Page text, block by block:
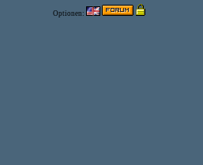
Optionen: